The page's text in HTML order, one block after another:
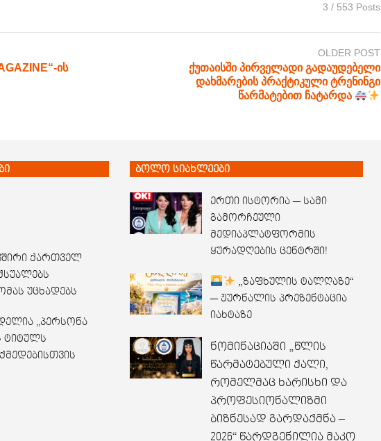
3 / 553 Posts
ის
OLDER POST
ქუთაისში პირველადი გადაუდებელი
დახმარების პრაქტიკული ტრენინგი
წარმატებით ჩატარდა
ქართველ
უცხადებს
,,პერსონა
ტიტულს
ბოლო სიახლეები
ერთი ისტორია — სამი
გამორჩეული
მედიაპლატფორმის
ყურადღების ცენტრში!
„ზაფხულის ტალღაზე“
— ჟურნალის პრეზენტაცია
იახტაზე
ნომინაციაში „წლის
წარმატებული ქალი,
რომელმაც ხარისხი და
პროფესიონალიზმი
ბიზნესად გარდაქმნა –
2026“ წარდგენილია მაკო